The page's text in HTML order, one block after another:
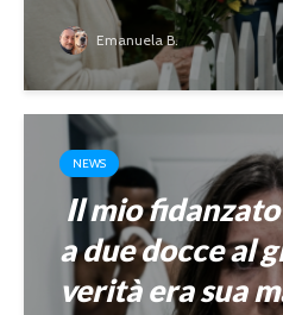
Emanuela B.
NEWS
Il mio
a due docce al
verità era sua